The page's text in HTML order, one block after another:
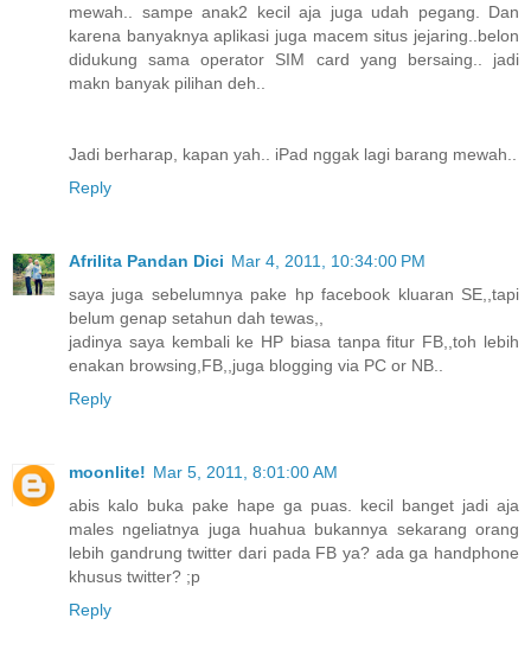
mewah.. sampe anak2 kecil aja juga udah pegang. Dan
karena banyaknya aplikasi juga macem situs jejaring..belon
didukung sama operator SIM card yang bersaing.. jadi
makn banyak pilihan deh..
Jadi berharap, kapan yah.. iPad nggak lagi barang mewah..
Reply
Afrilita Pandan Dici Mar 4, 2011, 10:34:00 PM
saya juga sebelumnya pake hp facebook kluaran SE,,tapi
belum genap setahun dah tewas,,
jadinya saya kembali ke HP biasa tanpa fitur FB,,toh lebih
enakan browsing,FB,,juga blogging via PC or NB..
Reply
moonlite! Mar 5, 2011, 8:01:00 AM
abis kalo buka pake hape ga puas. kecil banget jadi aja
males ngeliatnya juga huahua bukannya sekarang orang
lebih gandrung twitter dari pada FB ya? ada ga handphone
khusus twitter? ;p
Reply